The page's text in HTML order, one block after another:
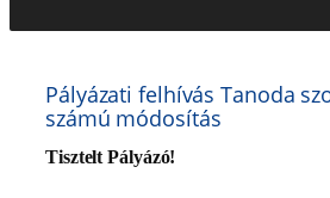
Pályázati felhívás Tanoda
számú módosítás
Tisztelt Pályázó!